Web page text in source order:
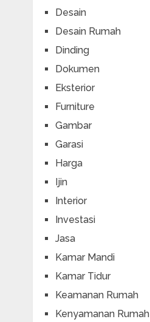
Desain
Desain Rumah
Dinding
Dokumen
Eksterior
Furniture
Gambar
Garasi
Harga
Ijin
Interior
Investasi
Jasa
Kamar Mandi
Kamar Tidur
Keamanan Rumah
Kenyamanan Rumah